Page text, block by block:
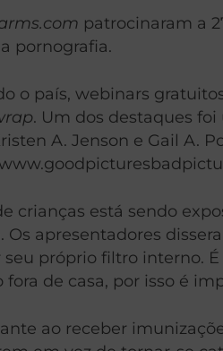
patrocinaram a
pornografia.
o país, webinars
. Um dos destaques
A. Jenson e Gail A.
crianças está sendo
Os apresentadores
próprio filtro interno.
de casa, por isso é
ao receber